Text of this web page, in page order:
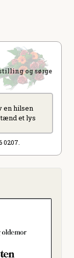
og sørge
en hilsen
et lys
0207.